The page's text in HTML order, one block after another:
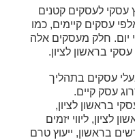
עסקי לעסקים קטנים
עסקים קיימים, כמו
חלק מעסקים אלה
בראשון לציון.
עסקים בתהליך
עסק קיים.
בראשון לציון,
לציון, ליווי יזמים
בראשון, ייעוץ טרם